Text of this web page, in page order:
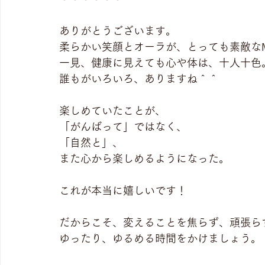
ありがとうございます。
柔らかい笑顔とオーラが、とっても素敵な
一見、健康に見えても心や体は、十人十色
誰もがいろいろ、ありますね＾＾
楽しめていたことが、
「がんばって」ではなく、
「自然と」、
また心から楽しめるようになった。
これが本当に嬉しいです！
だからこそ、変えることを焦らず、頑張ら
ゆったり、ゆるめる時間をかけましょう。